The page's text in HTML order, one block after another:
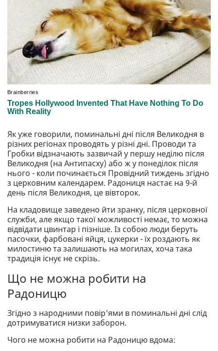
Як уже говорили, поминальні дні після Великодня в
різних регіонах проводять у різні дні. Проводи та
Гробки відзначають зазвичай у першу неділю після
Великодня (на Антипасху) або ж у понеділок після
нього - коли починається Провідний тиждень згідно
з церковним календарем. Радониця настає на 9-й
день після Великодня, це вівторок.
На кладовище заведено йти зранку, після церковної
служби, але якщо такої можливості немає, то можна
відвідати цвинтар і пізніше. Із собою люди беруть
пасочки, фарбовані яйця, цукерки - їх роздають як
милостиню та залишають на могилах, хоча така
традиція існує не скрізь.
Що не можна робити на
Радоницю
Згідно з народними повір'ями в поминальні дні слід
дотримуватися низки заборон.
Чого не можна робити на Радоницю вдома: